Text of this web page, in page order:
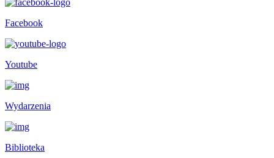
Facebook
Youtube
Wydarzenia
Biblioteka